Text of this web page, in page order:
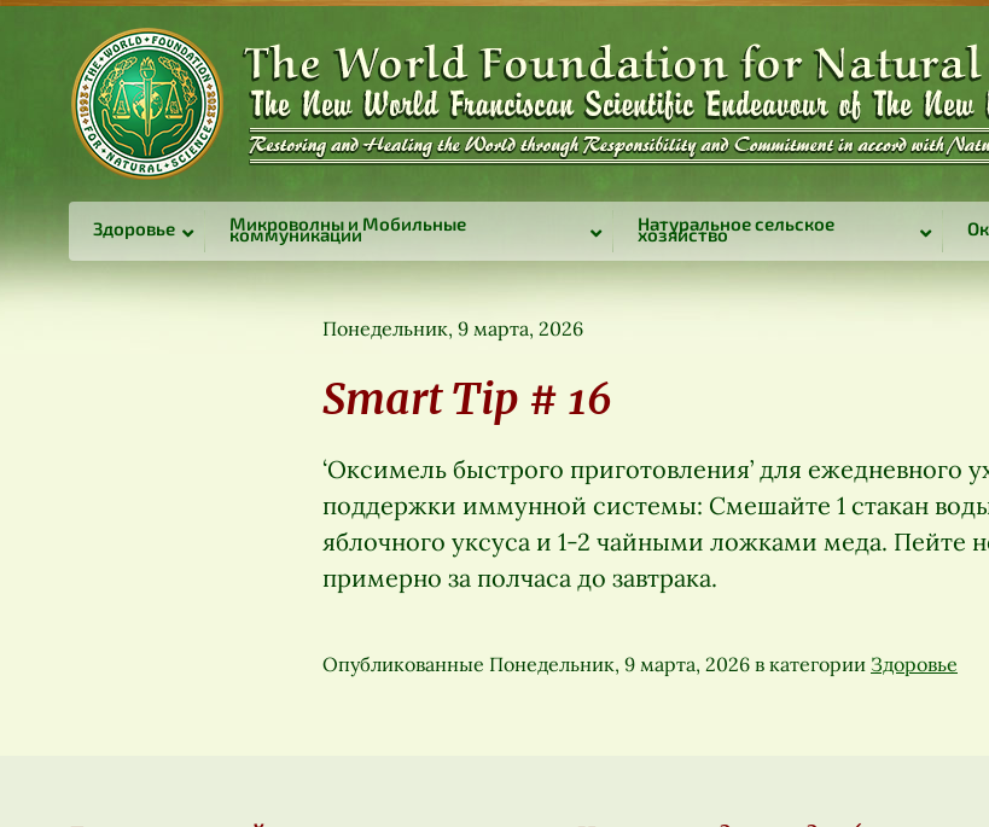
Здоровье Микроволны и Мобильные
коммуникации Натуральное сельское
хозяйство
Понедельник, 9 марта, 2026
Smart Tip # 16
‘Оксимель быстрого приготовления’ для ежедневного
поддержки иммунной системы: Смешайте 1 стакан
яблочного уксуса и 1-2 чайными ложками меда. Пейте
примерно за полчаса до завтрака.
Опубликованные Понедельник, 9 марта, 2026 в категории Здоровье